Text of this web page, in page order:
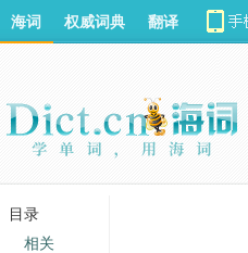
海词 权威词典 翻译
目录
相关